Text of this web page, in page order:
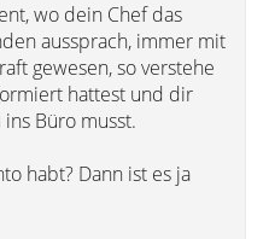
wo dein Chef das
aussprach, immer mit
gewesen, so verstehe
hattest und dir
Büro musst.
habt? Dann ist es ja